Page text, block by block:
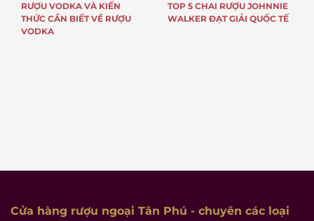
RƯỢU VODKA VÀ KIẾN
THỨC CẦN BIẾT VỀ RƯỢU
VODKA
TOP 5 CHAI RƯỢU JOHNNIE
WALKER ĐẠT GIẢI QUỐC TẾ
Cửa hàng rượu ngoại Tân Phú - chuyên các loại